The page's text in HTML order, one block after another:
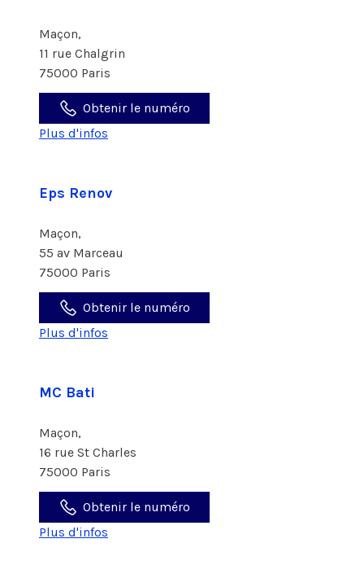
Maçon,
11 rue Chalgrin
75000 Paris
Obtenir le numéro
Plus d'infos
Eps Renov
Maçon,
55 av Marceau
75000 Paris
Obtenir le numéro
Plus d'infos
MC Bati
Maçon,
16 rue St Charles
75000 Paris
Obtenir le numéro
Plus d'infos